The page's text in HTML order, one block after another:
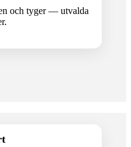
och tyger — utvalda